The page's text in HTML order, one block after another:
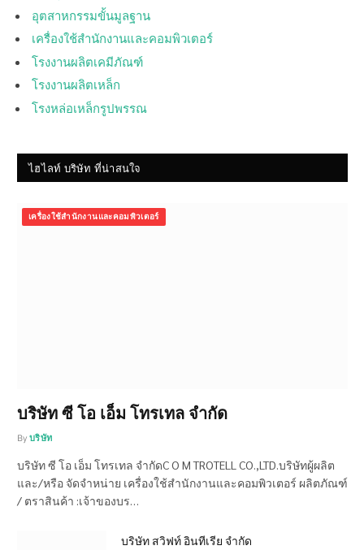
อุตสาหกรรมขั้นมูลฐาน
เครื่องใช้สำนักงานและคอมพิวเตอร์
โรงงานผลิตเคมีภัณฑ์
โรงงานผลิตเหล็ก
โรงหล่อเหล็กรูปพรรณ
ไฮไลท์ บริษัท ที่น่าสนใจ
เครื่องใช้สำนักงานและคอมพิวเตอร์
บริษัท ซี โอ เอ็ม โทรเทล จำกัด
By บริษัท
บริษัท ซี โอ เอ็ม โทรเทล จำกัดC O M TROTELL CO.,LTD.บริษัทผู้ผลิต
และ/หรือ จัดจำหน่าย เครื่องใช้สำนักงานและคอมพิวเตอร์ ผลิตภัณฑ์
/ ตราสินค้า :เจ้าของบร…
บริษัท สวิฟท์ อินทีเรีย จำกัด